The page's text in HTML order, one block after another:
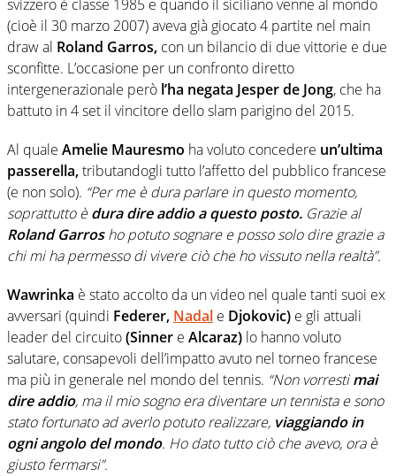
svizzero è classe 1985 e quando il siciliano venne al mondo
(cioè il 30 marzo 2007) aveva già giocato 4 partite nel main
draw al Roland Garros, con un bilancio di due vittorie e due
sconfitte. L’occasione per un confronto diretto
intergenerazionale però l’ha negata Jesper de Jong, che ha
battuto in 4 set il vincitore dello slam parigino del 2015.
Al quale Amelie Mauresmo ha voluto concedere un’ultima
passerella,tributandogli tutto l’affetto del pubblico francese
(e non solo). “Per me è dura parlare in questo momento,
soprattutto èdura dire addio a questo posto. Grazie al
Roland Garrosho potuto sognare e posso solo dire grazie a
chi mi ha permesso di vivere ciò che ho vissuto nella realtà”.
Wawrinka è stato accolto da un video nel quale tanti suoi ex
avversari (quindi Federer, Nadal e Djokovic) e gli attuali
leader del circuito(Sinner e Alcaraz) lo hanno voluto
salutare, consapevoli dell’impatto avuto nel torneo francese
ma più in generale nel mondo del tennis. “Non vorrestimai
dire addio, ma il mio sogno era diventare un tennista e sono
stato fortunato ad averlo potuto realizzare, viaggiando in
ogni angolo del mondo. Ho dato tutto ciò che avevo, ora è
giusto fermarsi”.